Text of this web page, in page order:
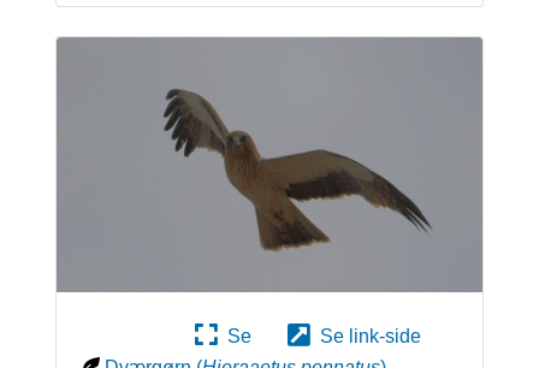
Se
Se link-side